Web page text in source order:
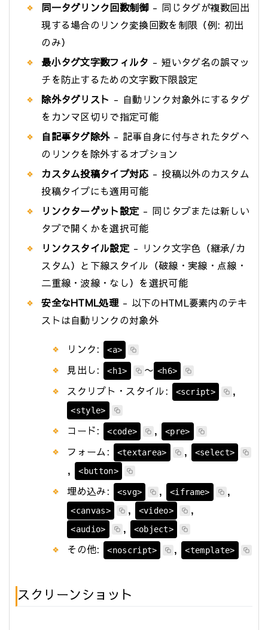
同一タグリンク回数制御- 同じタグが複数回出
現する場合のリンク変換回数を制限（例: 初出
のみ）
最小タグ文字数フィルタ - 短いタグ名の誤マッ
チを防止するための文字数下限設定
除外タグリスト - 自動リンク対象外にするタグ
をカンマ区切りで指定可能
自記事タグ除外- 記事自身に付与されたタグへ
のリンクを除外するオプション
カスタム投稿タイプ対応 - 投稿以外のカスタム
投稿タイプにも適用可能
リンクターゲット設定- 同じタブまたは新しい
タブで開くかを選択可能
リンクスタイル設定- リンク文字色（継承/カ
スタム）と下線スタイル（破線・実線・点線・
二重線・波線・なし）を選択可能
安全なHTML処理- 以下のHTML要素内のテキ
ストは自動リンクの対象外
リンク: <a>
見出し: <h1> 〜 <h6>
スクリプト・スタイル: <script> ,
<style>
コード: <code> , <pre>
フォーム: <textarea> , <select>
, <button>
埋め込み: <svg> , <iframe> ,
<canvas> , <video> ,
<audio> , <object>
その他: <noscript> , <template>
スクリーンショット